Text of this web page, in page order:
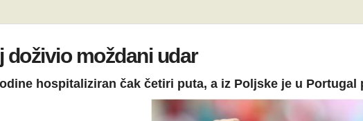
doživio moždani udar
hospitaliziran čak četiri puta, a iz Poljske je u Portugal